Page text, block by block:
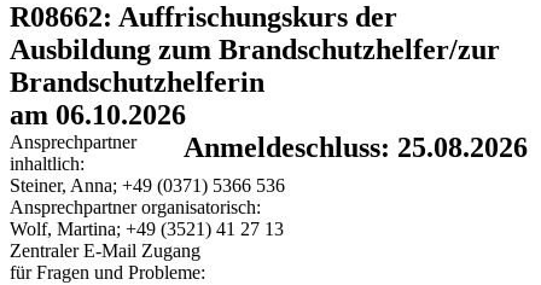
R08662: Auffrischungskurs der
Ausbildung zum Brandschutzhelfer/zur
Brandschutzhelferin
am 06.10.2026
Anmeldeschluss: 25.08.2026
Ansprechpartner
inhaltlich:
Steiner, Anna; +49 (0371) 5366 536
Ansprechpartner organisatorisch:
Wolf, Martina; +49 (3521) 41 27 13
Zentraler E-Mail Zugang
für Fragen und Probleme: